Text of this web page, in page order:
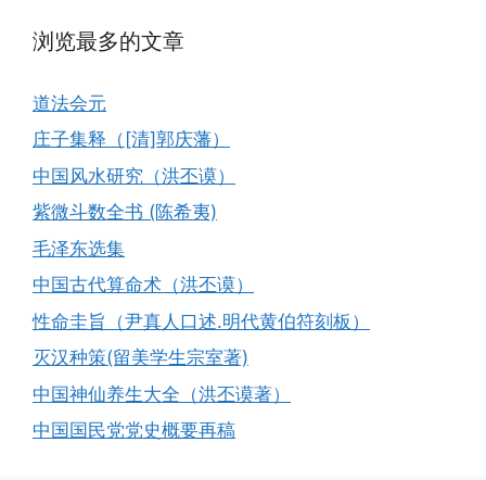
浏览最多的文章
道法会元
庄子集释（[清]郭庆藩）
中国风水研究（洪丕谟）
紫微斗数全书 (陈希夷)
毛泽东选集
中国古代算命术（洪丕谟）
性命圭旨（尹真人口述.明代黄伯符刻板）
灭汉种策(留美学生宗室著)
中国神仙养生大全（洪丕谟著）
中国国民党党史概要再稿